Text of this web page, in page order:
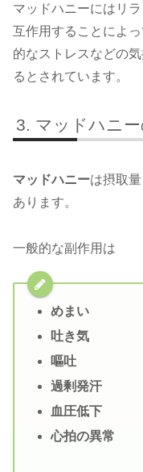
マッドハニーにはリ
互作用することによ
的なストレスなどの
るとされています。
マッドハニー
マッドハニーは摂取
あります。
一般的な副作用は
めまい
吐き気
嘔吐
過剰発汗
血圧低下
心拍の異常